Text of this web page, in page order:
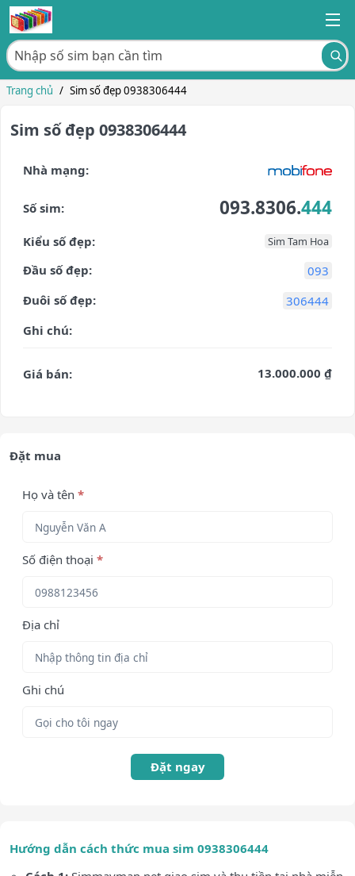
Trang chủ / Sim số đẹp 0938306444
Sim số đẹp 0938306444
Nhà mạng:
Số sim: 093.8306.444
Kiểu số đẹp: Sim Tam Hoa
Đầu số đẹp:
093
Đuôi số đẹp:
306444
Ghi chú:
Giá bán: 13.000.000 ₫
Đặt mua
Họ và tên *
Số điện thoại *
Địa chỉ
Ghi chú
Đặt ngay
Hướng dẫn cách thức mua sim 0938306444